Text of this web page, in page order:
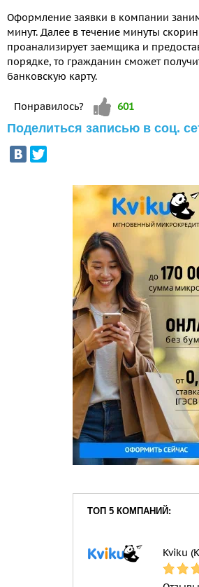
Оформление заявки в компании
минут. Далее в течение минуты
проанализирует заемщика и
порядке, то гражданин сможет
банковскую карту.
Понравилось? Vote up!
601
Поделиться записью в соц.
ТОП 5 КОМПАНИЙ:
Kviku